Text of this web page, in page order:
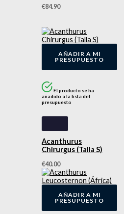
€84.90
AÑADIR A MI
PRESUPUESTO
El producto se ha
añadido a la lista del
presupuesto
Acanthurus
Chirurgus (Talla S)
€40.00
AÑADIR A MI
PRESUPUESTO